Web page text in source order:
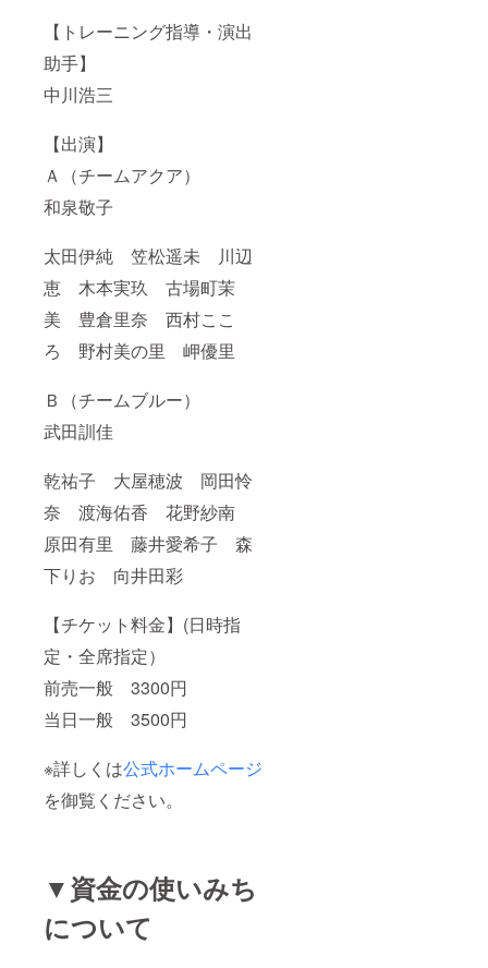
【トレーニング指導・演出
助手】
中川浩三
【出演】
Ａ（チームアクア）
和泉敬子
太田伊純 笠松遥未 川辺
恵 木本実玖 古場町茉
美 豊倉里奈 西村ここ
ろ 野村美の里 岬優里
Ｂ（チームブルー）
武田訓佳
乾祐子 大屋穂波 岡田怜
奈 渡海佑香 花野紗南
原田有里 藤井愛希子 森
下りお 向井田彩
【チケット料金】(日時指
定・全席指定）
前売一般 3300円
当日一般 3500円
※詳しくは公式ホームページ
を御覧ください。
▼資金の使いみち
について